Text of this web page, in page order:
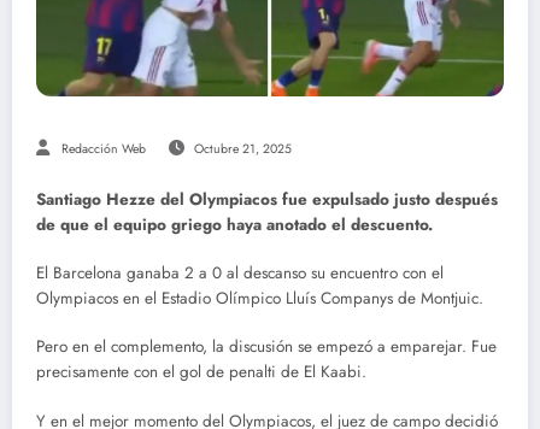
Redacción Web Octubre 21, 2025
Santiago Hezze del Olympiacos fue expulsado justo después
de que el equipo griego haya anotado el descuento.
El Barcelona ganaba 2 a 0 al descanso su encuentro con el
Olympiacos en el Estadio Olímpico Lluís Companys de Montjuic.
Pero en el complemento, la discusión se empezó a emparejar. Fue
precisamente con el gol de penalti de El Kaabi.
Y en el mejor momento del Olympiacos, el juez de campo decidió